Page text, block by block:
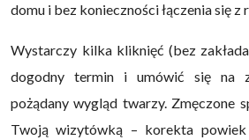
domu i bez konieczności łączenia się z
Wystarczy kilka kliknięć (bez
dogodny termin i umówić się na
pożądany wygląd twarzy. Zmęczone
Twoją wizytówką – korekta